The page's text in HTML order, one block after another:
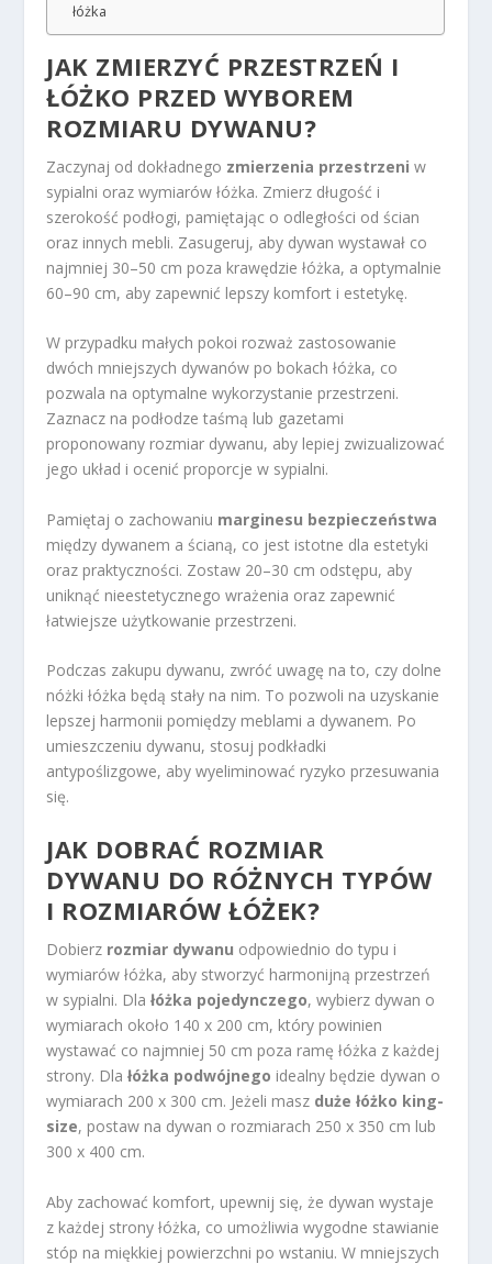
łóżka
JAK ZMIERZYĆ PRZESTRZEŃ I
ŁÓŻKO PRZED WYBOREM
ROZMIARU DYWANU?
Zaczynaj od dokładnego zmierzenia przestrzeni w
sypialni oraz wymiarów łóżka. Zmierz długość i
szerokość podłogi, pamiętając o odległości od ścian
oraz innych mebli. Zasugeruj, aby dywan wystawał co
najmniej 30–50 cm poza krawędzie łóżka, a optymalnie
60–90 cm, aby zapewnić lepszy komfort i estetykę.
W przypadku małych pokoi rozważ zastosowanie
dwóch mniejszych dywanów po bokach łóżka, co
pozwala na optymalne wykorzystanie przestrzeni.
Zaznacz na podłodze taśmą lub gazetami
proponowany rozmiar dywanu, aby lepiej zwizualizować
jego układ i ocenić proporcje w sypialni.
Pamiętaj o zachowaniu marginesu bezpieczeństwa
między dywanem a ścianą, co jest istotne dla estetyki
oraz praktyczności. Zostaw 20–30 cm odstępu, aby
uniknąć nieestetycznego wrażenia oraz zapewnić
łatwiejsze użytkowanie przestrzeni.
Podczas zakupu dywanu, zwróć uwagę na to, czy dolne
nóżki łóżka będą stały na nim. To pozwoli na uzyskanie
lepszej harmonii pomiędzy meblami a dywanem. Po
umieszczeniu dywanu, stosuj podkładki
antypoślizgowe, aby wyeliminować ryzyko przesuwania
się.
JAK DOBRAĆ ROZMIAR
DYWANU DO RÓŻNYCH TYPÓW
I ROZMIARÓW ŁÓŻEK?
Dobierz rozmiar dywanu odpowiednio do typu i
wymiarów łóżka, aby stworzyć harmonijną przestrzeń
w sypialni. Dlałóżka pojedynczego, wybierz dywan o
wymiarach około 140 x 200 cm, który powinien
wystawać co najmniej 50 cm poza ramę łóżka z każdej
strony. Dlałóżka podwójnego idealny będzie dywan o
wymiarach 200 x 300 cm. Jeżeli masz duże łóżko king-
size, postaw na dywan o rozmiarach 250 x 350 cm lub
300 x 400 cm.
Aby zachować komfort, upewnij się, że dywan wystaje
z każdej strony łóżka, co umożliwia wygodne stawianie
stóp na miękkiej powierzchni po wstaniu. W mniejszych